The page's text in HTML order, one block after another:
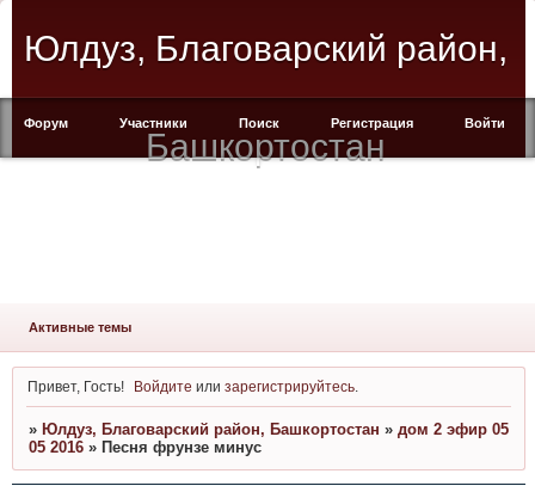
Юлдуз, Благоварский район,
Башкортостан
Форум Участники Поиск Регистрация Войти
Активные темы
Привет, Гость! Войдите илизарегистрируйтесь
» Юлдуз, Благоварский район, Башкортостан » дом 2 эфир 05
05 2016 » Песня фрунзе минус